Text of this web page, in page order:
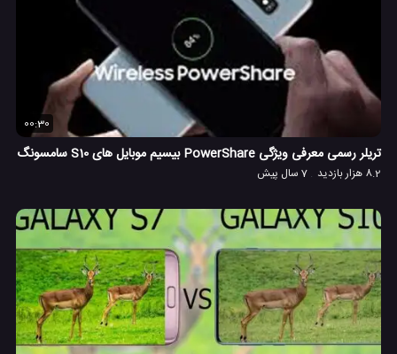
00:30
تریلر رسمی معرفی ویژگی PowerShare بیسیم موبایل های S10 سامسونگ
8.2 هزار بازدید 7 سال پیش